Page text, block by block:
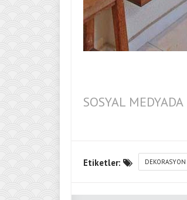
SOSYAL MEDYADA
Etiketler: DEKORASYON